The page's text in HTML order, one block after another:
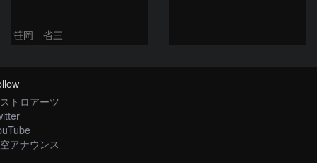
笹岡 省三
トロアーツ
アナウンス